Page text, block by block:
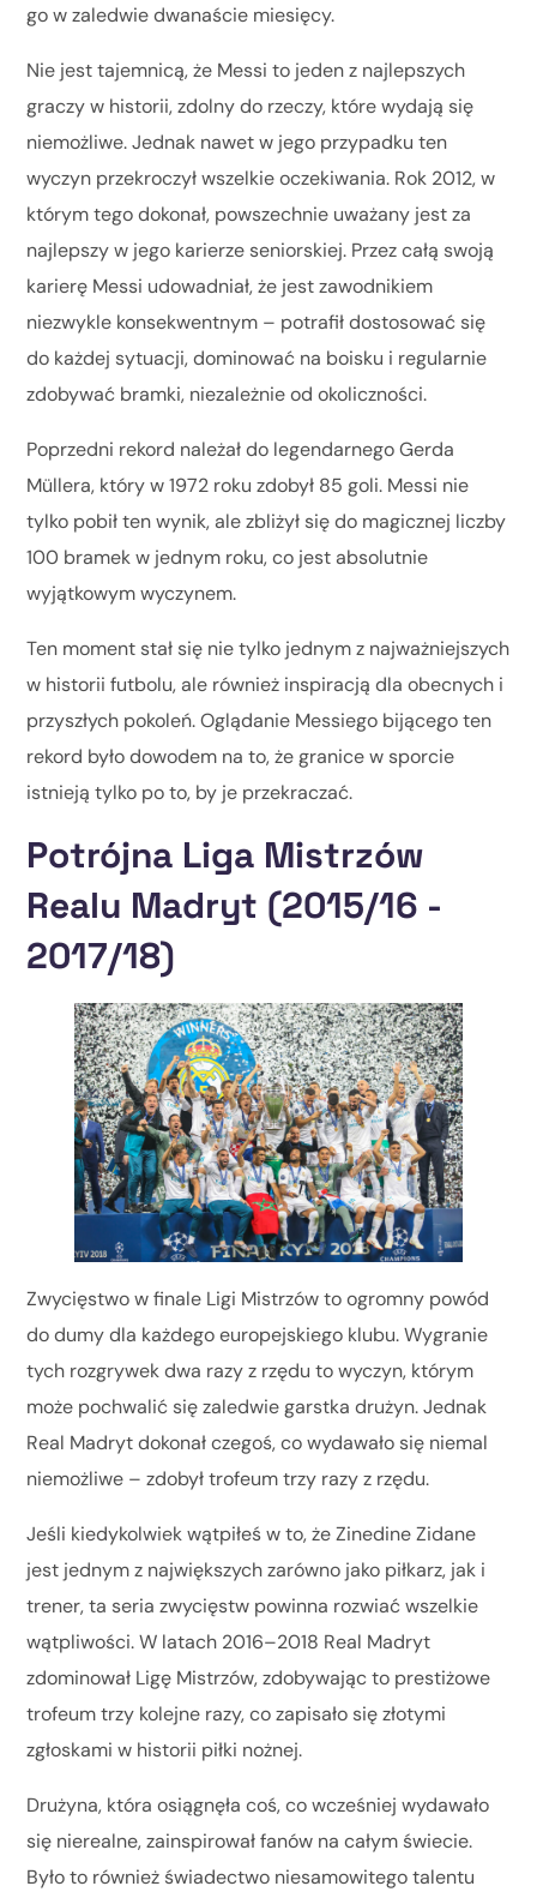
go w zaledwie dwanaście miesięcy.
Nie jest tajemnicą, że Messi to jeden z najlepszych
graczy w historii, zdolny do rzeczy, które wydają się
niemożliwe. Jednak nawet w jego przypadku ten
wyczyn przekroczył wszelkie oczekiwania. Rok 2012, w
którym tego dokonał, powszechnie uważany jest za
najlepszy w jego karierze seniorskiej. Przez całą swoją
karierę Messi udowadniał, że jest zawodnikiem
niezwykle konsekwentnym – potrafił dostosować się
do każdej sytuacji, dominować na boisku i regularnie
zdobywać bramki, niezależnie od okoliczności.
Poprzedni rekord należał do legendarnego Gerda
Müllera, który w 1972 roku zdobył 85 goli. Messi nie
tylko pobił ten wynik, ale zbliżył się do magicznej liczby
100 bramek w jednym roku, co jest absolutnie
wyjątkowym wyczynem.
Ten moment stał się nie tylko jednym z najważniejszych
w historii futbolu, ale również inspiracją dla obecnych i
przyszłych pokoleń. Oglądanie Messiego bijącego ten
rekord było dowodem na to, że granice w sporcie
istnieją tylko po to, by je przekraczać.
Potrójna Liga Mistrzów
Realu Madryt (2015/16 -
2017/18)
Zwycięstwo w finale Ligi Mistrzów to ogromny powód
do dumy dla każdego europejskiego klubu. Wygranie
tych rozgrywek dwa razy z rzędu to wyczyn, którym
może pochwalić się zaledwie garstka drużyn. Jednak
Real Madryt dokonał czegoś, co wydawało się niemal
niemożliwe – zdobył trofeum trzy razy z rzędu.
Jeśli kiedykolwiek wątpiłeś w to, że Zinedine Zidane
jest jednym z największych zarówno jako piłkarz, jak i
trener, ta seria zwycięstw powinna rozwiać wszelkie
wątpliwości. W latach 2016–2018 Real Madryt
zdominował Ligę Mistrzów, zdobywając to prestiżowe
trofeum trzy kolejne razy, co zapisało się złotymi
zgłoskami w historii piłki nożnej.
Drużyna, która osiągnęła coś, co wcześniej wydawało
się nierealne, zainspirował fanów na całym świecie.
Było to również świadectwo niesamowitego talentu